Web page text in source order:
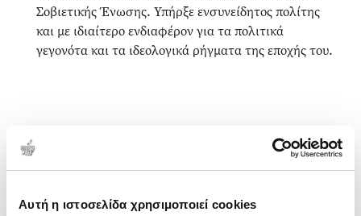
Αυτή η ιστοσελίδα χρησιμοποιεί cookies
Σοβιετικής Ένωσης. Υπήρξε ενσυνείδητος πολίτης
και με ιδιαίτερο ενδιαφέρον για τα πολιτικά
γεγονότα και τα ιδεολογικά ρήγματα της εποχής του.
των ανθρώπων, με γρήγορο και στακάτο ρυθμό. Το
κείμενο οργανώνεται σε κεφάλαια και επί μέρους
καθημερινότητες των ανθρώπων συμπλέκονται με
1-1 από 1 προϊόντα
Δημοτικότητα